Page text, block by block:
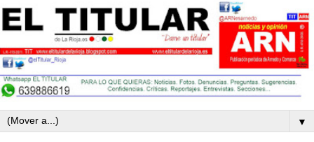
▼